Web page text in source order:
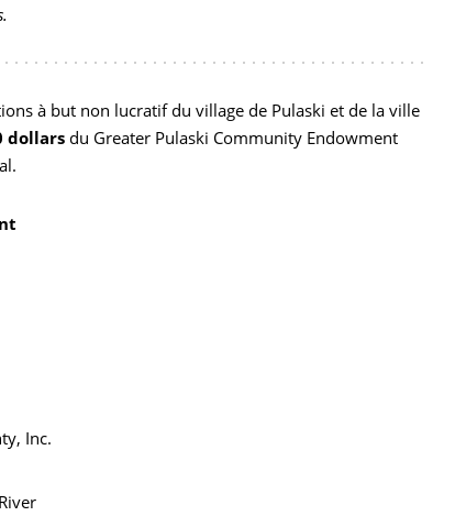
à but non lucratif du village de Pulaski et de la ville
dollars du Greater Pulaski Community Endowment
Inc.